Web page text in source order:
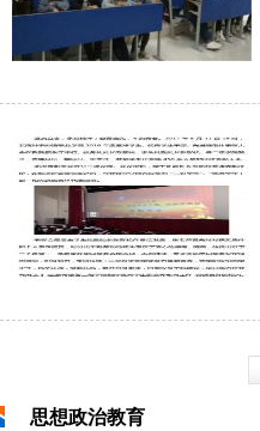
思想政治教育